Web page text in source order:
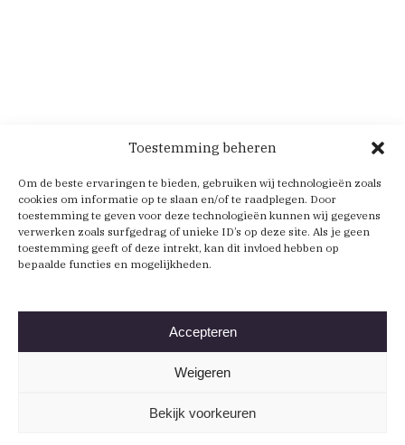
Toestemming beheren
Om de beste ervaringen te bieden, gebruiken wij technologieën zoals
cookies om informatie op te slaan en/of te raadplegen. Door
toestemming te geven voor deze technologieën kunnen wij gegevens
verwerken zoals surfgedrag of unieke ID’s op deze site. Als je geen
toestemming geeft of deze intrekt, kan dit invloed hebben op
bepaalde functies en mogelijkheden.
Accepteren
Weigeren
Bekijk voorkeuren